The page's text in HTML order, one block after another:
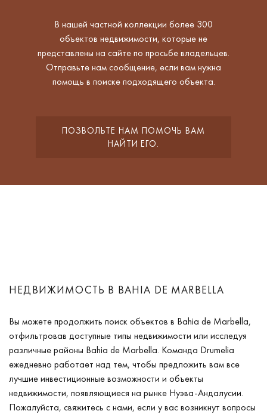
В нашей частной коллекции более 300
объектов недвижимости, которые не
представлены на сайте по просьбе владельцев.
Отправьте нам сообщение, если вам нужна
помощь в поиске подходящего объекта.
ПОЗВОЛЬТЕ НАМ ПОМОЧЬ ВАМ
НАЙТИ ЕГО.
НЕДВИЖИМОСТЬ В BAHIA DE MARBELLA
Вы можете продолжить поиск объектов в Bahia de Marbella,
отфильтровав доступные типы недвижимости или исследуя
различные районы Bahia de Marbella. Команда Drumelia
ежедневно работает над тем, чтобы предложить вам все
лучшие инвестиционные возможности и объекты
недвижимости, появляющиеся на рынке Нуэва-Андалусии.
Пожалуйста, свяжитесь с нами, если у вас возникнут вопросы